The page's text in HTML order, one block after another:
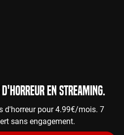
en streaming.
d'horreur pour 4.99€/mois. 7
sans engagement.